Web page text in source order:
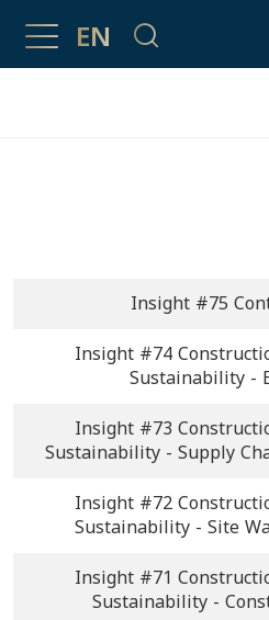
EN
Insight #75
Insight #74
Sustainability -
Insight #73
Sustainability - Supply
Insight #72
Sustainability - Site
Insight #71
Sustainability -